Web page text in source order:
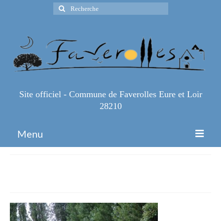
Rechercher
:
Site officiel - Commune de Faverolles Eure et Loir
28210
Menu
Infos Pratiques